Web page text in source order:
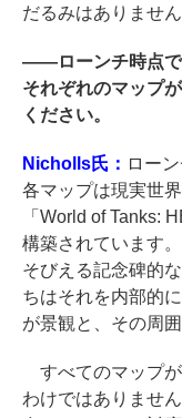
だるみはありません
――ローンチ時点
それぞれのマップ
ください。
Nicholls氏： ロー
各マップは現実世
「World of Tanks:
構築されています
そびえる記念碑的
ちはそれを内部的
が景観と、その周
すべてのマップ
わけではありませ